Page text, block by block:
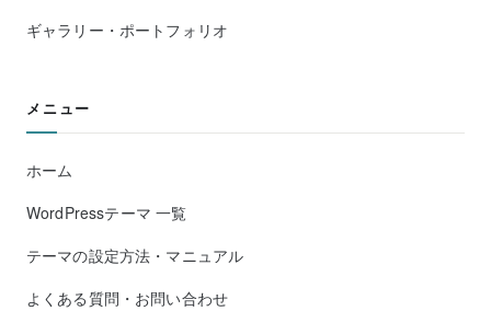
ギャラリー・ポートフォリオ
メニュー
ホーム
WordPressテーマ 一覧
テーマの設定方法・マニュアル
よくある質問・お問い合わせ